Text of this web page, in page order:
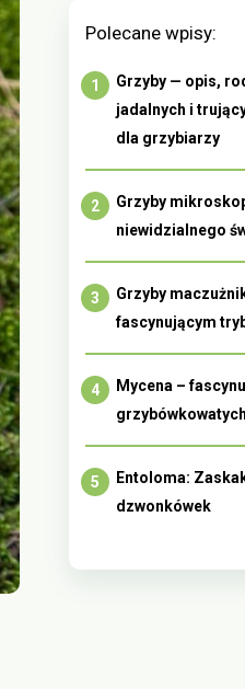
Polecane wpisy:
Grzyby — opis,
jadalnych i
dla grzybiarzy
Grzyby
niewidzialnego
Grzyby
fascynującym
Mycena –
grzybówkowatych
Entoloma:
dzwonkówek